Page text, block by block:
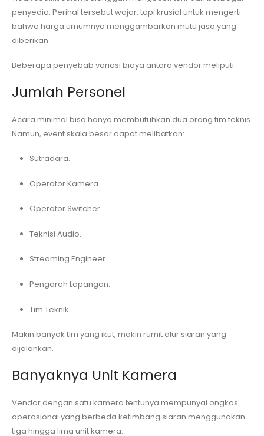
penyedia. Perihal tersebut wajar, tapi krusial untuk mengerti
bahwa harga umumnya menggambarkan mutu jasa yang
diberikan.
Beberapa penyebab variasi biaya antara vendor meliputi:
Jumlah Personel
Acara minimal bisa hanya membutuhkan dua orang tim teknis.
Namun, event skala besar dapat melibatkan:
Sutradara.
Operator Kamera.
Operator Switcher.
Teknisi Audio.
Streaming Engineer.
Pengarah Lapangan.
Tim Teknik.
Makin banyak tim yang ikut, makin rumit alur siaran yang
dijalankan.
Banyaknya Unit Kamera
Vendor dengan satu kamera tentunya mempunyai ongkos
operasional yang berbeda ketimbang siaran menggunakan
tiga hingga lima unit kamera.